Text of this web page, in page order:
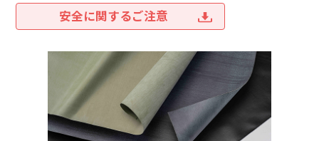
安全に関するご注意